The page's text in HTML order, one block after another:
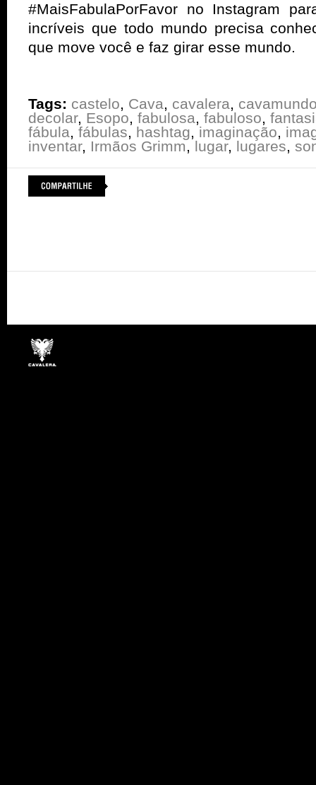
#MaisFabulaPorFavor no Instagram
incríveis que todo mundo precisa
que move você e faz girar esse mundo.
Tags: castelo, Cava, cavalera,
decolar, Esopo, fabulosa, fabuloso,
fábula, fábulas, hashtag, imaginação,
inventar, Irmãos Grimm, lugar, lugares,